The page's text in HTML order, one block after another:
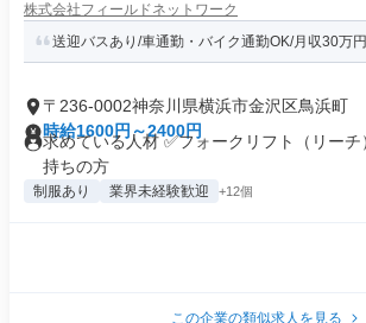
株式会社フィールドネットワーク
送迎バスあり/車通勤・バイク通勤OK/月収30万
〒236-0002神奈川県横浜市金沢区鳥浜町
時給1600円～2400円
求めている人材 ✅フォークリフト（リー
持ちの方
制服あり 業界未経験歓迎 +12個
この企業の類似求人を見る